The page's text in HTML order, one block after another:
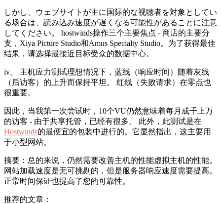
しかし、ウェブサイトが主に国际的な视聴者を対象としてい
る场合は、読み込み速度が遅くなる可能性があることに注意
してください。 hostwinds操作三个主要焦点 - 商店的主要分
支，Xiya Picture Studio和Amus Specialty Studio。为了获得最佳
结果，请选择最接近目标受众的数据中心。
iv。 主机应力测试理想情况下，蓝线（响应时间）随着灰线
（后访客）的上升而保持平坦。 红线（失败请求）在零点也
很重要。
因此，当我第一次尝试时，10个VU仍然意味着每月成千上万
的访客 - 由于共享托管，已经有很多。 此外，此测试是在
Hostwinds的最便宜的包装中进行的。它显然指出，这主要用
于小型网站。
摘要：总的来说，仍然需要改善主机的性能虚拟主机的性能。
网站加载速度是无可挑剔的，但是服务器响应速度需要提高。
正常时间保证也提高了您的可靠性。
推荐的文章：